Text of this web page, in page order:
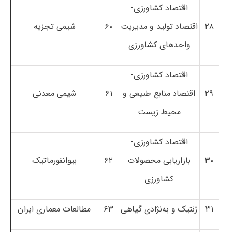
۲۸
اقتصاد کشاورزی-
اقتصاد تولید و مدیریت
واحدهای کشاورزی
۶۰ شیمی تجزیه
۲۹
اقتصاد کشاورزی-
اقتصاد منابع طبیعی و
محیط زیست
۶۱ شیمی معدنی
۳۰
اقتصاد کشاورزی-
بازاریابی محصولات
کشاورزی
۶۲ بیوانفورماتیک
۳۱ ژنتیک و به‌نژادی گیاهی ۶۳ مطالعات معماری ایران